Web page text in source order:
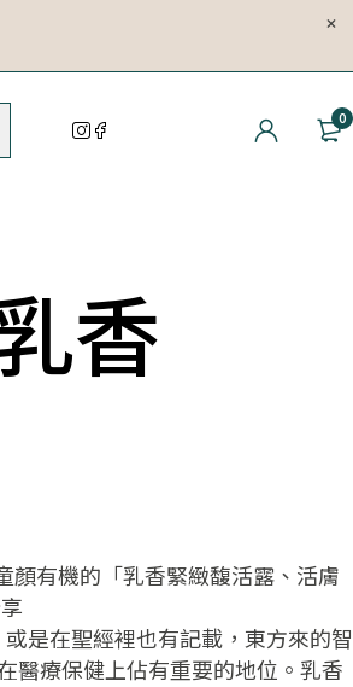
0
香
顏有機的「乳香緊緻馥活露、活膚
在聖經裡也有記載，東方來的智
醫療保健上佔有重要的地位。乳香